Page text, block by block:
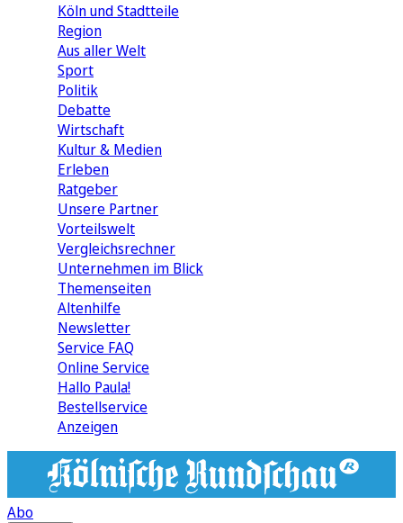
Köln und Stadtteile
Region
Aus aller Welt
Sport
Politik
Debatte
Wirtschaft
Kultur & Medien
Erleben
Ratgeber
Unsere Partner
Vorteilswelt
Vergleichsrechner
Unternehmen im Blick
Themenseiten
Altenhilfe
Newsletter
Service FAQ
Online Service
Hallo Paula!
Bestellservice
Anzeigen
Abo